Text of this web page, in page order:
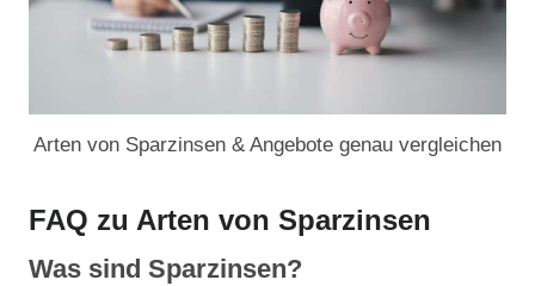
Arten von Sparzinsen & Angebote genau vergleichen
FAQ zu Arten von Sparzinsen
Was sind Sparzinsen?